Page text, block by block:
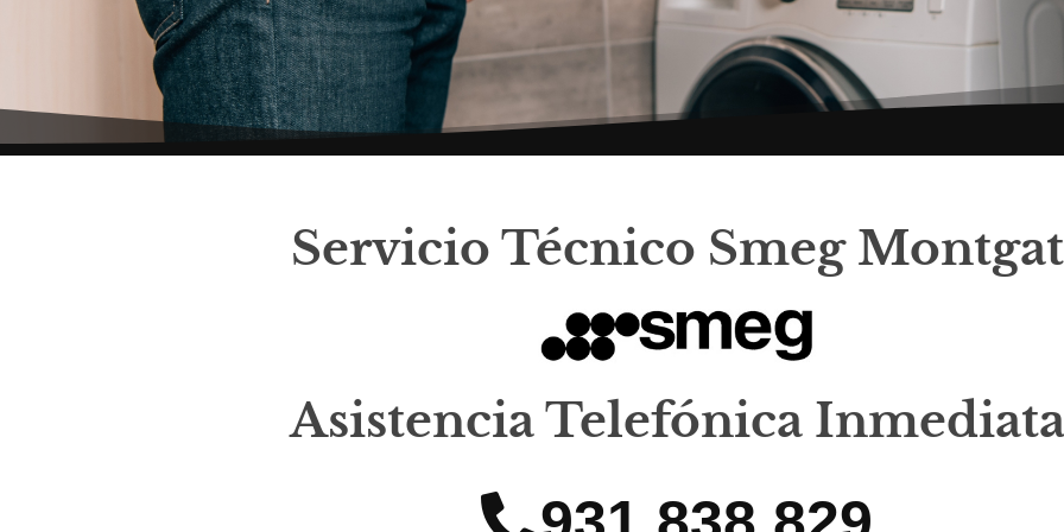
Servicio Técnico Smeg Montgat
Asistencia Telefónica Inmediata